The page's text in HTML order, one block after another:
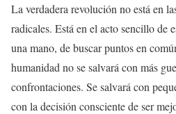
La verdadera revolución no está en
radicales. Está en el acto sencillo de
una mano, de buscar puntos en
humanidad no se salvará con más
confrontaciones. Se salvará con
con la decisión consciente de ser